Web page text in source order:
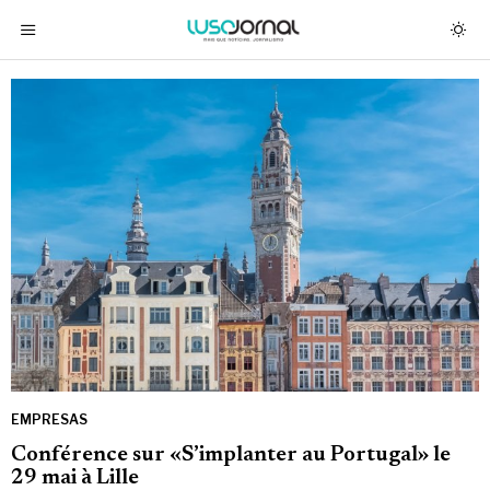
EMPRESAS
Conférence sur «S’implanter au Portugal» le
29 mai à Lille